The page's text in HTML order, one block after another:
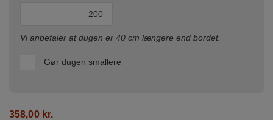
Vi anbefaler at dugen er 40 cm længere end bordet.
Gør dugen smallere
358,00 kr.